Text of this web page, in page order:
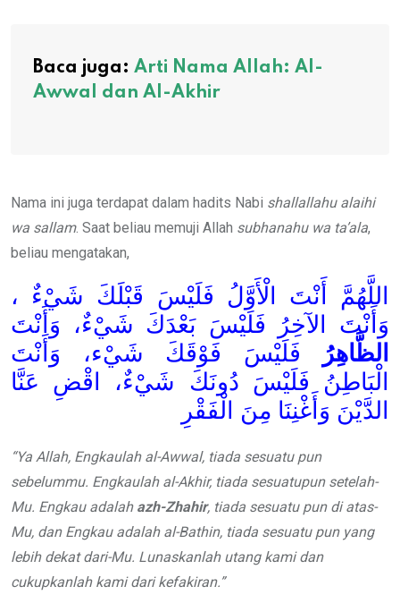
Baca juga: Arti Nama Allah: Al-
Awwal dan Al-Akhir
Nama ini juga terdapat dalam hadits Nabi shallallahu alaihi
wa sallam. Saat beliau memuji Allah subhanahu wa ta’ala,
beliau mengatakan,
اللَّهُمَّ أَنْتَ الْأَوَّلُ فَلَيْسَ قَبْلَكَ شَيْءٌ ،
وَأَنْتَ الآخِرُ فَلَيْسَ بَعْدَكَ شَيْءٌ، وَأَنْتَ
الظَّاهِرُ
فَلَيْسَ فَوْقَكَ شَيْء، وَأَنْتَ
الْبَاطِنُ فَلَيْسَ دُونَكَ شَيْءٌ، اقْضِ عَنَّا
الدَّيْنَ وَأَغْنِنَا مِنَ الْفَقْرِ
“Ya Allah, Engkaulah al-Awwal, tiada sesuatu pun
sebelummu. Engkaulah al-Akhir, tiada sesuatupun setelah-
Mu. Engkau adalahazh-Zhahir, tiada sesuatu pun di atas-
Mu, dan Engkau adalah al-Bathin, tiada sesuatu pun yang
lebih dekat dari-Mu. Lunaskanlah utang kami dan
cukupkanlah kami dari kefakiran.”